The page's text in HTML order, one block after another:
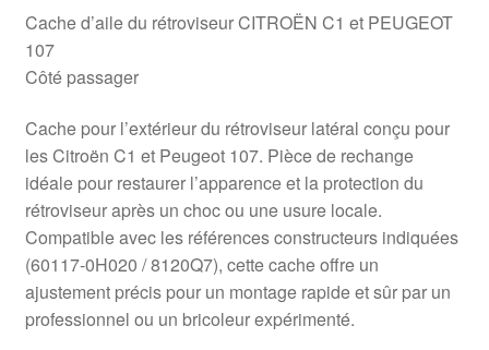
Cache d’aile du rétroviseur CITROËN C1 et PEUGEOT
107
Côté passager
Cache pour l’extérieur du rétroviseur latéral conçu pour
les Citroën C1 et Peugeot 107. Pièce de rechange
idéale pour restaurer l’apparence et la protection du
rétroviseur après un choc ou une usure locale.
Compatible avec les références constructeurs indiquées
(60117-0H020 / 8120Q7), cette cache offre un
ajustement précis pour un montage rapide et sûr par un
professionnel ou un bricoleur expérimenté.